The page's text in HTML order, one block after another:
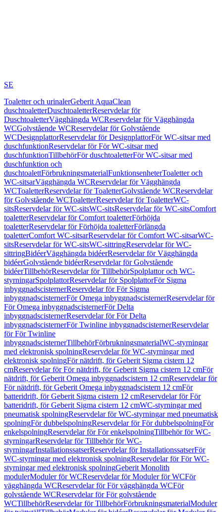
SE
Toaletter och urinalerGeberit AquaClean
duschtoaletterDuschtoaletterReservdelar för
DuschtoaletterVägghängda WCReservdelar för Vägghängda
WCGolvstående WCReservdelar för Golvstående
WCDesignplattorReservdelar för DesignplattorFör WC-sitsar med
duschfunktionReservdelar för För WC-sitsar med
duschfunktionTillbehörFör duschtoaletterFör WC-sitsar med
duschfunktion och
duschtoalettFörbrukningsmaterialFunktionsenheterToaletter och
WC-sitsarVägghängda WCReservdelar för Vägghängda
WCToaletterReservdelar för ToaletterGolvstående WCReservdelar
för Golvstående WCToaletterReservdelar för ToaletterWC-
sitsReservdelar för WC-sitsWC-sitsReservdelar för WC-sitsComfort
toaletterReservdelar för Comfort toaletterFörhöjda
toaletterReservdelar för Förhöjda toaletterFörlängda
toaletterComfort WC-sitsarReservdelar för Comfort WC-sitsarWC-
sitsReservdelar för WC-sitsWC-sittringReservdelar för WC-
sittringBidéerVägghängda bidéerReservdelar för Vägghängda
bidéerGolvstående bidéerReservdelar för Golvstående
bidéerTillbehörReservdelar för TillbehörSpolplattor och WC-
styrningarSpolplattorReservdelar för SpolplattorFör Sigma
inbyggnadscisternerReservdelar för För Sigma
inbyggnadscisternerFör Omega inbyggnadscisternerReservdelar för
För Omega inbyggnadscisternerFör Delta
inbyggnadscisternerReservdelar för För Delta
inbyggnadscisternerFör Twinline inbyggnadscisternerReservdelar
för För Twinline
inbyggnadscisternerTillbehörFörbrukningsmaterialWC-styrningar
med elektronisk spolningReservdelar för WC-styrningar med
elektronisk spolningFör nätdrift, för Geberit Sigma cistern 12
cmReservdelar för För nätdrift, för Geberit Sigma cistern 12 cmFör
nätdrift, för Geberit Omega inbyggnadscistern 12 cmReservdelar för
För nätdrift, för Geberit Omega inbyggnadscistern 12 cmFör
batteridrift, för Geberit Sigma cistern 12 cmReservdelar för För
batteridrift, för Geberit Sigma cistern 12 cmWC-styrningar med
pneumatisk spolningReservdelar för WC-styrningar med pneumatisk
spolningFör dubbelspolningReservdelar för För dubbelspolningFör
enkelspolningReservdelar för För enkelspolningTillbehör för WC-
styrningarReservdelar för Tillbehör för WC-
styrningarInstallationssatserReservdelar för InstallationssatserFör
WC-styrningar med elektronisk spolningReservdelar för För WC-
styrningar med elektronisk spolningGeberit Monolith
modulerModuler för WCReservdelar för Moduler för WCFör
vägghängda WCReservdelar för För vägghängda WCFör
golvstående WCReservdelar för För golvstående
WCTillbehörReservdelar för TillbehörFörbrukningsmaterialModuler